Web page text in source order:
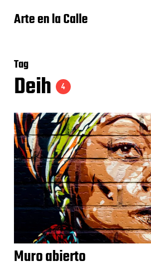
Arte en la Calle
Tag
Deih 4
Muro abierto